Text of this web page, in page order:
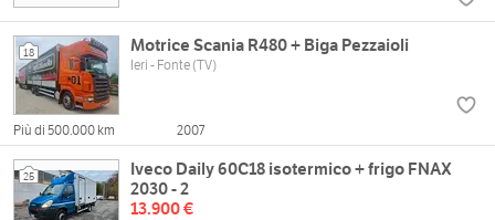
18 Motrice Scania R480 + Biga Pezzaioli
Ieri - Fonte (TV)
Più di 500.000 km 2007
25
Iveco Daily 60C18 isotermico + frigo FNAX
2030 - 2
13.900 €